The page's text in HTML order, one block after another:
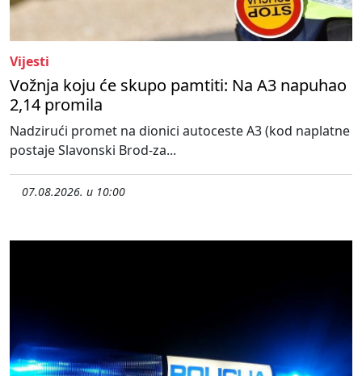
Vijesti
Vožnja koju će skupo pamtiti: Na A3 napuhao
2,14 promila
Nadzirući promet na dionici autoceste A3 (kod naplatne
postaje Slavonski Brod-za...
07.08.2026. u 10:00